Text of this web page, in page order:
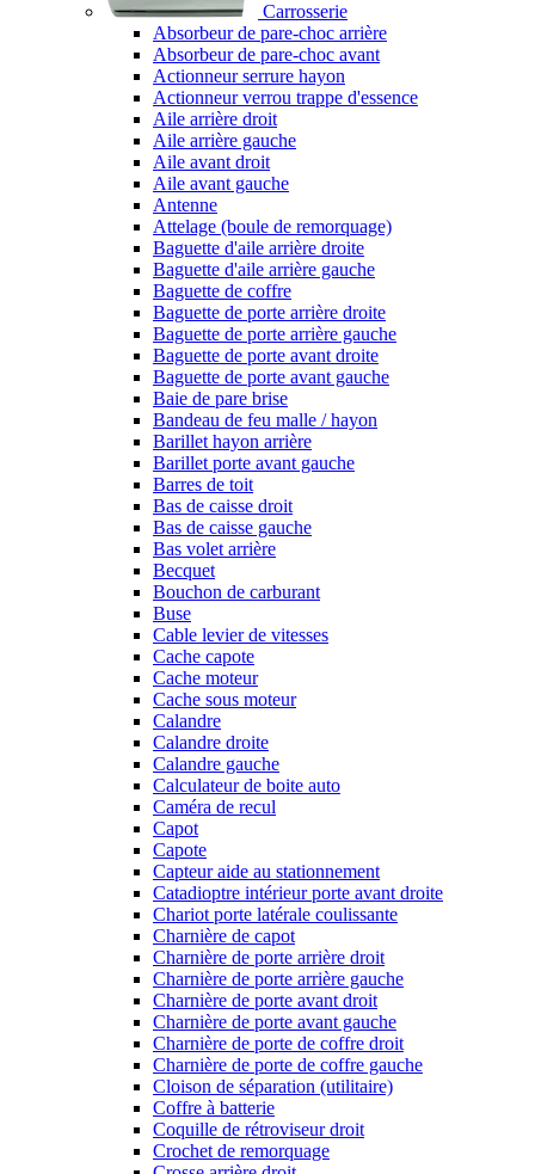
Carrosserie
Absorbeur de pare-choc arrière
Absorbeur de pare-choc avant
Actionneur serrure hayon
Actionneur verrou trappe d'essence
Aile arrière droit
Aile arrière gauche
Aile avant droit
Aile avant gauche
Antenne
Attelage (boule de remorquage)
Baguette d'aile arrière droite
Baguette d'aile arrière gauche
Baguette de coffre
Baguette de porte arrière droite
Baguette de porte arrière gauche
Baguette de porte avant droite
Baguette de porte avant gauche
Baie de pare brise
Bandeau de feu malle / hayon
Barillet hayon arrière
Barillet porte avant gauche
Barres de toit
Bas de caisse droit
Bas de caisse gauche
Bas volet arrière
Becquet
Bouchon de carburant
Buse
Cable levier de vitesses
Cache capote
Cache moteur
Cache sous moteur
Calandre
Calandre droite
Calandre gauche
Calculateur de boite auto
Caméra de recul
Capot
Capote
Capteur aide au stationnement
Catadioptre intérieur porte avant droite
Chariot porte latérale coulissante
Charnière de capot
Charnière de porte arrière droit
Charnière de porte arrière gauche
Charnière de porte avant droit
Charnière de porte avant gauche
Charnière de porte de coffre droit
Charnière de porte de coffre gauche
Cloison de séparation (utilitaire)
Coffre à batterie
Coquille de rétroviseur droit
Crochet de remorquage